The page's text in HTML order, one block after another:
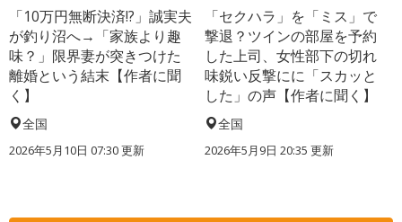
「10万円無断決済!?」誠実夫
が釣り沼へ→「家族より趣
味？」限界妻が突きつけた
離婚という結末【作者に聞
く】
全国
2026年5月10日 07:30 更新
「セクハラ」を「ミス」で
撃退？ツインの部屋を予約
した上司、女性部下の切れ
味鋭い反撃にに「スカッと
した」の声【作者に聞く】
全国
2026年5月9日 20:35 更新